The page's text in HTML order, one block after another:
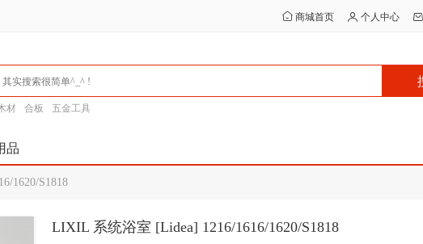
商城首页 个人中心
材 合板 五金工具
品
1620/S1818
LIXIL 系统浴室 [Lidea] 1216/1616/1620/S1818